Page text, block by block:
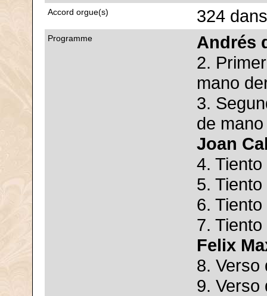
Accord orgue(s) 324
Programme
Andrés
2.
mano
3.
de
Joan
4.
5.
6.
7.
Felix
8. Verso
9. Verso